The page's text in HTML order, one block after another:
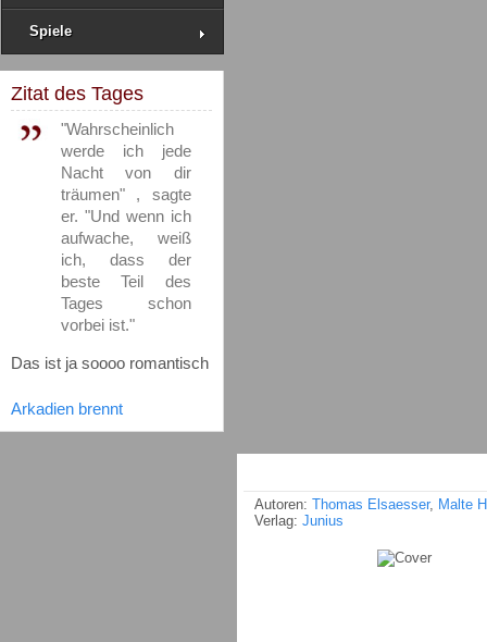
Spiele
Zitat des Tages
"Wahrscheinlich
werde ich jede
Nacht von dir
träumen" , sagte
er. "Und wenn ich
aufwache, weiß
ich, dass der
beste Teil des
Tages schon
vorbei ist."
Das ist ja soooo romantisch
Arkadien brennt
Autoren: Thomas Elsaesser, Malte
Verlag: Junius